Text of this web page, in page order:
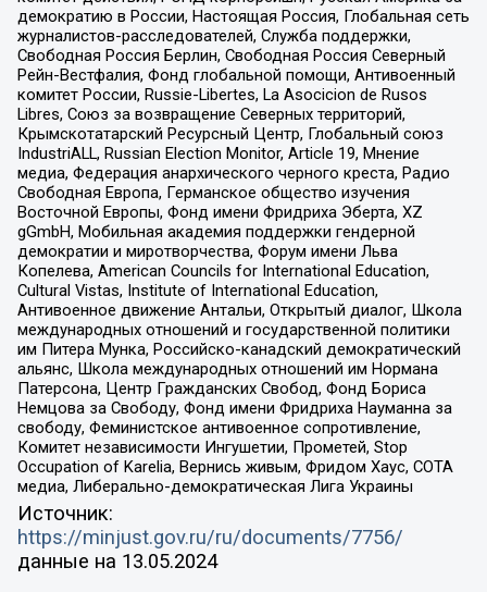
демократию в России, Настоящая Россия, Глобальная сеть
журналистов-расследователей, Служба поддержки,
Свободная Россия Берлин, Свободная Россия Северный
Рейн-Вестфалия, Фонд глобальной помощи, Антивоенный
комитет России, Russie-Libertes, La Asocicion de Rusos
Libres, Союз за возвращение Северных территорий,
Крымскотатарский Ресурсный Центр, Глобальный союз
IndustriALL, Russian Election Monitor, Article 19, Мнение
медиа, Федерация анархического черного креста, Радио
Свободная Европа, Германское общество изучения
Восточной Европы, Фонд имени Фридриха Эберта, XZ
gGmbH, Мобильная академия поддержки гендерной
демократии и миротворчества, Форум имени Льва
Копелева, American Councils for International Education,
Cultural Vistas, Institute of International Education,
Антивоенное движение Антальи, Открытый диалог, Школа
международных отношений и государственной политики
им Питера Мунка, Российско-канадский демократический
альянс, Школа международных отношений им Нормана
Патерсона, Центр Гражданских Свобод, Фонд Бориса
Немцова за Свободу, Фонд имени Фридриха Науманна за
свободу, Феминистское антивоенное сопротивление,
Комитет независимости Ингушетии, Прометей, Stop
Occupation of Karelia, Вернись живым, Фридом Хаус, СОТА
медиа, Либерально-демократическая Лига Украины
Источник:
https://minjust.gov.ru/ru/documents/7756/
данные на 13.05.2024